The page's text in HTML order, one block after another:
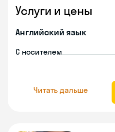
Услуги и цены
Английский язык
С носителем
Читать дальше